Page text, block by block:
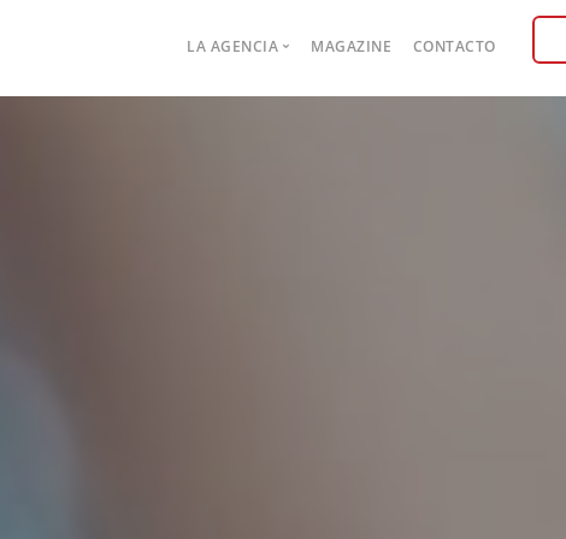
Main
navigation
LA AGENCIA MAGAZINE CONTACTO